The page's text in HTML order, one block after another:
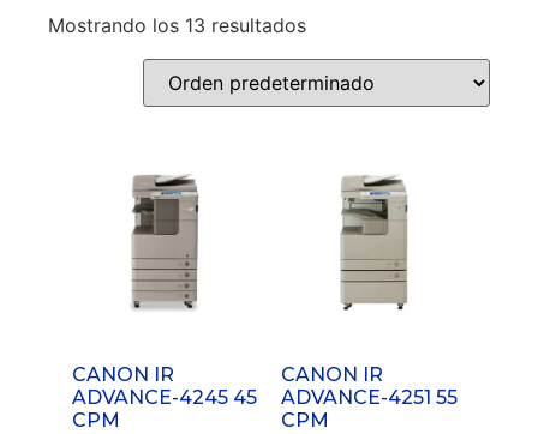
Mostrando los 13 resultados
CANON IR
ADVANCE-4245 45
CPM
CANON IR
ADVANCE-4251 55
CPM